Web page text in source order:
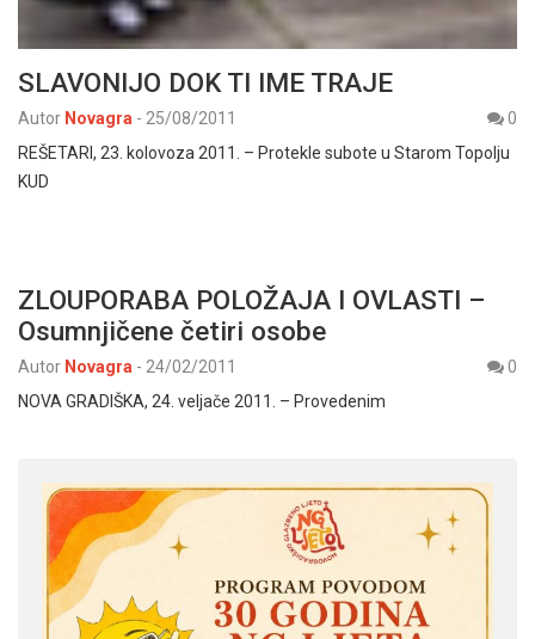
SLAVONIJO DOK TI IME TRAJE
Autor Novagra - 25/08/2011
0
REŠETARI, 23. kolovoza 2011. – Protekle subote u Starom Topolju
KUD
ZLOUPORABA POLOŽAJA I OVLASTI –
Osumnjičene četiri osobe
Autor Novagra - 24/02/2011
0
NOVA GRADIŠKA, 24. veljače 2011. – Provedenim